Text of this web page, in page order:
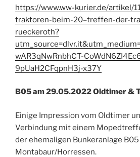
https://www.ww-kurier.de/artikel/
traktoren-beim-20–treffen-der-
rueckeroth?
wAR3qNwRnbhCT-
9pUaH2CFqpnH3j-x37Y
B05 am 29.05.2022 Oldtimer &
Einige Impression vom Oldtimer
Verbindung mit einem
der ehemaligen Bunkeranlage B05
Montabaur/Horressen.